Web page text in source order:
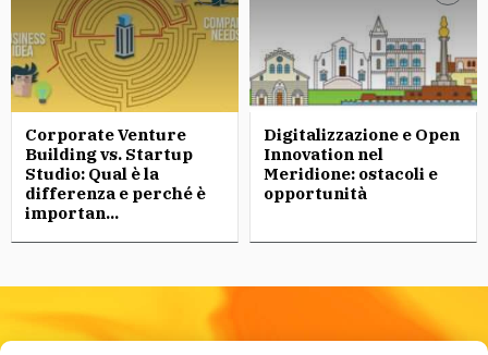
Corporate Venture
Building vs. Startup
Studio: Qual è la
differenza e perché è
importan...
Digitalizzazione e Open
Innovation nel
Meridione: ostacoli e
opportunità